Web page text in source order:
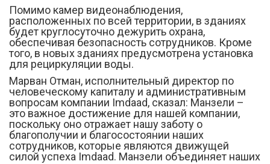
Помимо камер видеонаблюдения,
расположенных по всей территории, в зданиях
будет круглосуточно дежурить охрана,
обеспечивая безопасность сотрудников. Кроме
того, в новых зданиях предусмотрена установка
для рециркуляции воды.
Марван Отман, исполнительный директор по
человеческому капиталу и административным
вопросам компании Imdaad, сказал: Манзели –
это важное достижение для нашей компании,
поскольку оно отражает нашу заботу о
благополучии и благосостоянии наших
сотрудников, которые являются движущей
силой успеха Imdaad. Манзели объединяет наших